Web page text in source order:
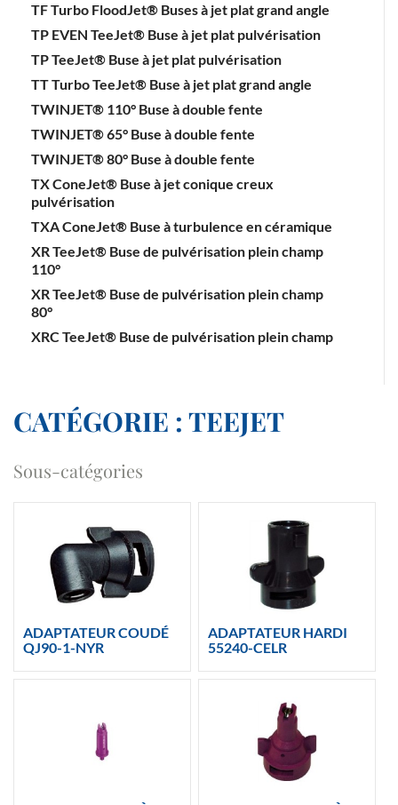
TF Turbo FloodJet® Buses à jet plat grand angle
TP EVEN TeeJet® Buse à jet plat pulvérisation
TP TeeJet® Buse à jet plat pulvérisation
TT Turbo TeeJet® Buse à jet plat grand angle
TWINJET® 110° Buse à double fente
TWINJET® 65° Buse à double fente
TWINJET® 80° Buse à double fente
TX ConeJet® Buse à jet conique creux
pulvérisation
TXA ConeJet® Buse à turbulence en céramique
XR TeeJet® Buse de pulvérisation plein champ
110°
XR TeeJet® Buse de pulvérisation plein champ
80°
XRC TeeJet® Buse de pulvérisation plein champ
CATÉGORIE : TEEJET
Sous-catégories
ADAPTATEUR COUDÉ
QJ90-1-NYR
ADAPTATEUR HARDI
55240-CELR